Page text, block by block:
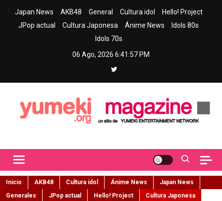
Japan News AKB48 General Cultura idol
Hello! Project
JPop actual
Cultura Japonesa Ánime News
Idols 80s
Idols 70s
06 Ago, 2026 6:41:58 PM
Inicio AKB48 Cultura idol Ánime News
Japan News
Generales
JPop actual Hello! Project
Cultura Japonesa